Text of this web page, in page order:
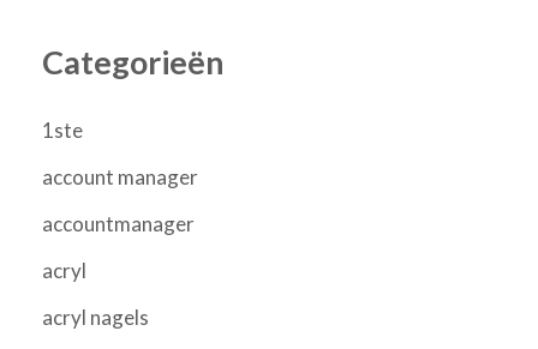
Categorieën
1ste
account manager
accountmanager
acryl
acryl nagels